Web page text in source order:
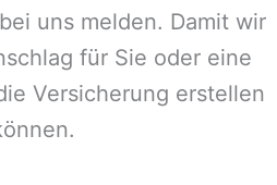
uns melden. Damit wir
für Sie oder eine
Versicherung erstellen